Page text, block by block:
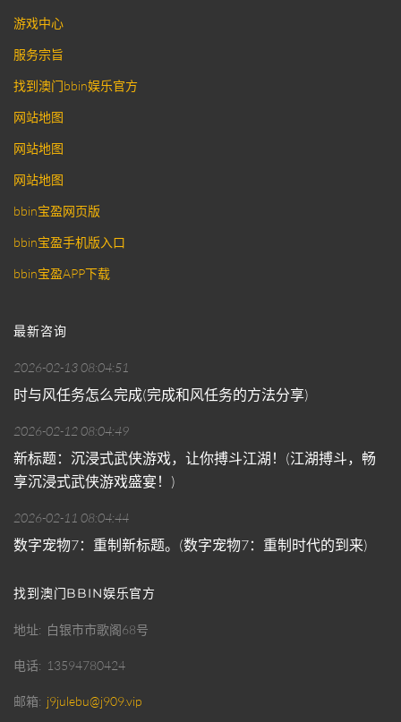
游戏中心
服务宗旨
找到澳门bbin娱乐官方
网站地图
网站地图
网站地图
bbin宝盈网页版
bbin宝盈手机版入口
bbin宝盈APP下载
最新咨询
2026-02-13 08:04:51
时与风任务怎么完成(完成和风任务的方法分享)
2026-02-12 08:04:49
新标题：沉浸式武侠游戏，让你搏斗江湖！(江湖搏斗，畅
享沉浸式武侠游戏盛宴！)
2026-02-11 08:04:44
数字宠物7：重制新标题。(数字宠物7：重制时代的到来)
找到澳门BBIN娱乐官方
地址 白银市市歌阁68号
电话 13594780424
邮箱 j9julebu@j909.vip